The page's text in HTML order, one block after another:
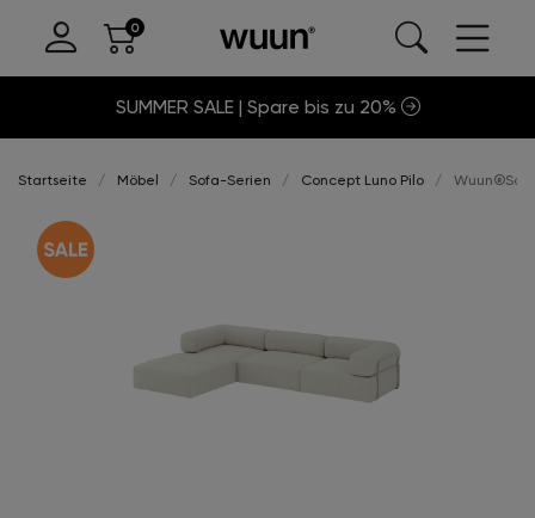
SUMMER SALE | Spare bis zu 20%
Startseite Möbel Sofa-Serien Concept Luno Pilo